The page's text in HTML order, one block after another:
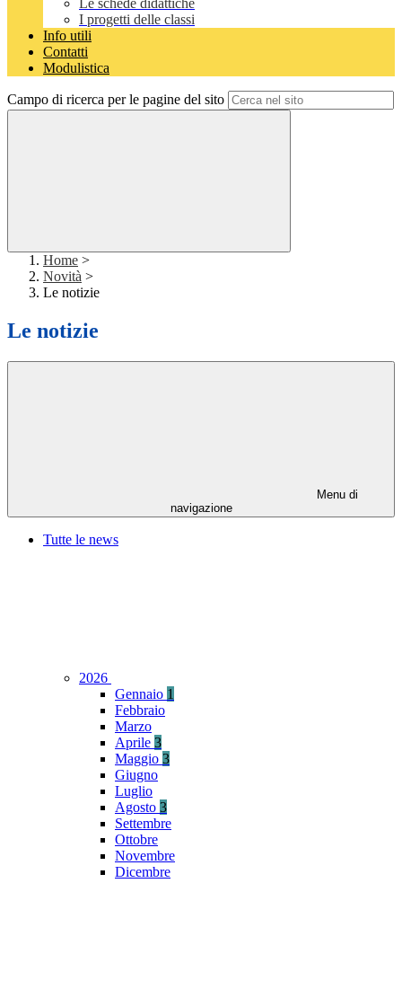
Le schede didattiche
I progetti delle classi
Info utili
Contatti
Modulistica
Campo di ricerca per le pagine del sito
Home >
Novità >
Le notizie
Le notizie
Menu di
navigazione
Tutte le news
2026
Gennaio 1
Febbraio
Marzo
Aprile 3
Maggio 3
Giugno
Luglio
Agosto 3
Settembre
Ottobre
Novembre
Dicembre